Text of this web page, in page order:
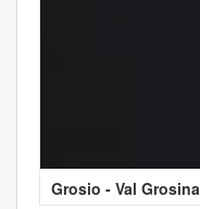
Grosio - Val Grosina